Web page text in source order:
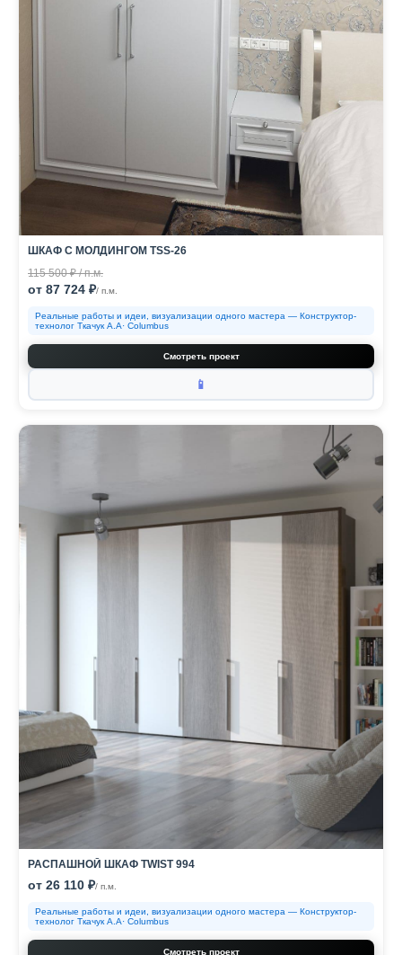
ШКАФ С МОЛДИНГОМ TSS-26
115 500 ₽ / п.м.
от 87 724 ₽/ п.м.
Реальные работы и идеи, визуализации одного мастера — Конструктор-
технолог Ткачук А.А· Columbus
Смотреть проект
📱
РАСПАШНОЙ ШКАФ TWIST 994
от 26 110 ₽/ п.м.
Реальные работы и идеи, визуализации одного мастера — Конструктор-
технолог Ткачук А.А· Columbus
Смотреть проект